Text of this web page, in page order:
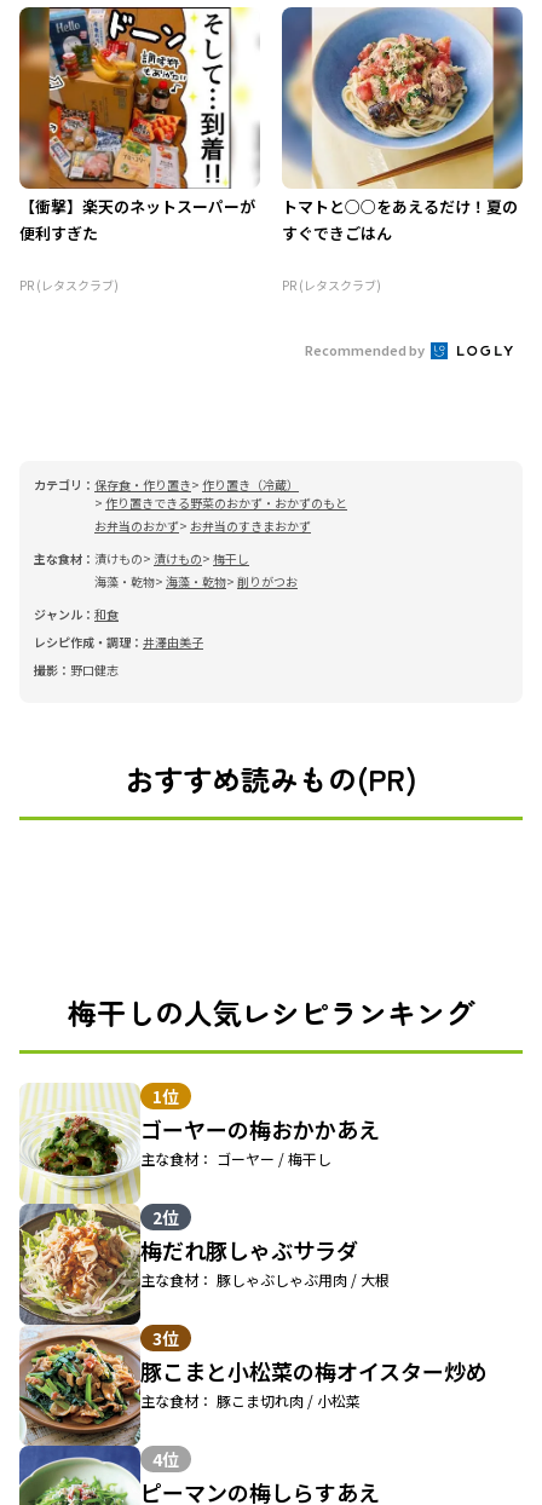
【衝撃】楽天のネットスーパーが
便利すぎた
PR (レタスクラブ)
トマトと○○をあえるだけ！夏の
すぐできごはん
PR (レタスクラブ)
Recommended by
カテゴリ： 保存食・作り置き
作り置き（冷蔵）
作り置きできる野菜のおかず・おかずのもと
お弁当のおかず
お弁当のすきまおかず
主な食材： 漬けもの 漬けもの
梅干し
海藻・乾物 海藻・乾物 削りがつお
ジャンル： 和食
レシピ作成・調理： 井澤由美子
撮影： 野口健志
おすすめ読みもの(PR)
梅干しの人気レシピランキング
1位
ゴーヤーの梅おかかあえ
主な食材： ゴーヤー / 梅干し
2位
梅だれ豚しゃぶサラダ
主な食材： 豚しゃぶしゃぶ用肉 / 大根
3位
豚こまと小松菜の梅オイスター炒め
主な食材： 豚こま切れ肉 / 小松菜
4位
ピーマンの梅しらすあえ